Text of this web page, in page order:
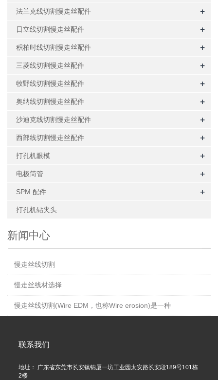
法兰克线切割慢走丝配件 +
日立线切割慢走丝配件 +
积柏时线切割慢走丝配件 +
三菱线切割慢走丝配件 +
牧野线切割慢走丝配件 +
奥纳线切割慢走丝配件 +
沙迪克线切割慢走丝配件 +
西部线切割慢走丝配件 +
打孔机眼模 +
电极筒管 +
SPM 配件 +
打孔机钻夹头
新闻中心
慢走丝线切割
慢走丝线材选择
慢走丝线切割(Wire EDM，也称Wire erosion)是一种
联系我们
地址： 广东省东莞市长安镇锦厦一坊工业园太安路长安段189号101栋
2楼